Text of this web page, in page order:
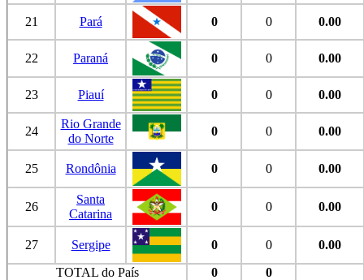
21 Pará 0 0 0.00
22 Paraná 0 0 0.00
23 Piauí 0 0 0.00
24
Rio Grande
do Norte
0 0 0.00
25 Rondônia 0 0 0.00
26
Santa
Catarina
0 0 0.00
27 Sergipe 0 0
0.00
TOTAL do País
0 0